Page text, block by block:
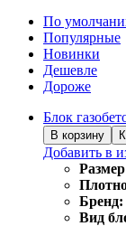
По
Популярные
Новинки
Дешевле
Дороже
Блок
Добавить в
Бренд:
Вид